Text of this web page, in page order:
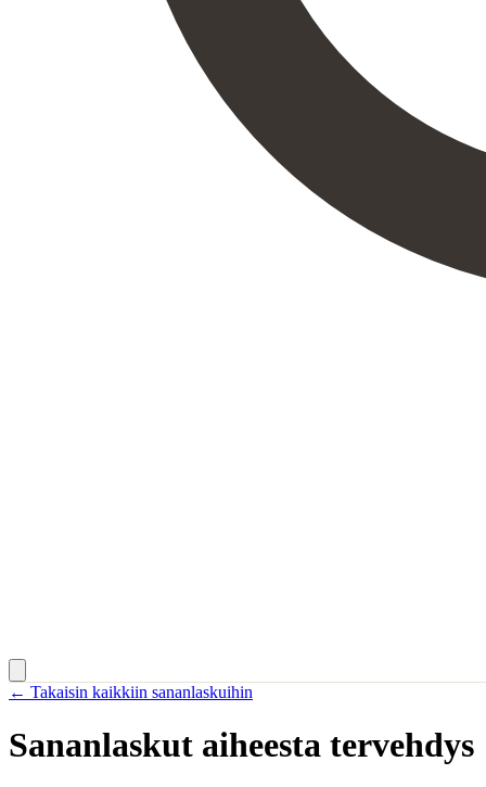
← Takaisin kaikkiin sananlaskuihin
Sananlaskut aiheesta tervehdys